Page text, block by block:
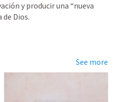
y producir una “nueva
Dios.
See more